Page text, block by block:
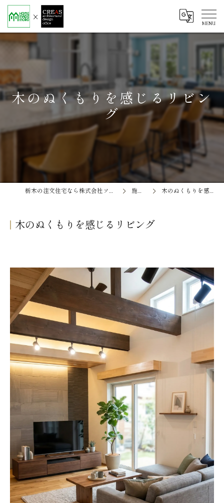
木のぬくもりを感じるリビン
グ
栃木の注文住宅なら株式会社ソエル ホームメイド茂呂 施工事例 木のぬくもりを感じるリビング
木のぬくもりを感じるリビング